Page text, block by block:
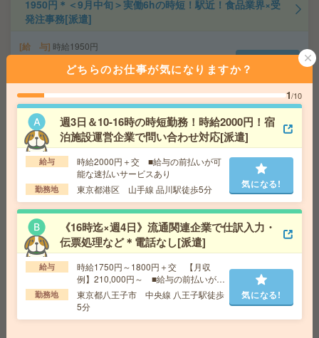
1950円＊＜9月中旬＞実働6hの時短！駅近！食品業界×受
発注事務[派遣]
給 与 時給1950円
有楽町駅徒歩8分、京橋駅徒歩5分 ※宝町駅徒
1750円＊【図書館や博物館が好きなかたへ】本に囲まれ
てお仕事＊事務[派遣]
時給1750円 月収例 245,000円
交通費 全額支給
勤務地 東所沢駅徒歩10分、所沢駅民間バス12分
気になる!
【9月！】みずほ台駅すぐ！未経験OK！マニュアル完
備！カンタン事務[派遣]
給 与 時給1450円 月収例 217,500円
交通費 全額支給
勤務地 みずほ台駅徒歩1分
どちらのお仕事が気になりますか？
1/10
週3日＆10-16時の時短勤務！時給2000円！宿
泊施設運営企業で問い合わせ対応[派遣]
給与
時給2000円＋交 ■給与の前払いが可
能な速払いサービスあり
勤務地 東京都港区 山手線 品川駅徒歩5分 気になる!
《16時迄×週4日》流通関連企業で仕訳入力・
伝票処理など＊電話なし[派遣]
給与
時給1750円～1800円＋交 【月収
例】210,000円～ ■給与の前払いが可
能な速払いサービスあり
勤務地
東京都八王子市 中央線 八王子駅徒歩
5分
気になる!